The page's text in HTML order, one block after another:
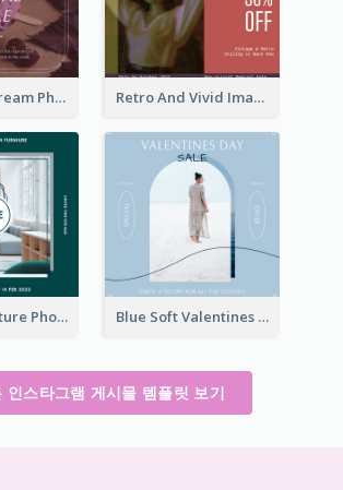
Purple Ice Cream Photo Dessert Sale Instagram Post Retro And Vivid Image Instagram Post Design Idea
Green Furniture Photo Furniture Sale Instagram Post Blue Soft Valentines Day Limited Sale Instagram Post
인스타그램 게시물 템플릿 보기